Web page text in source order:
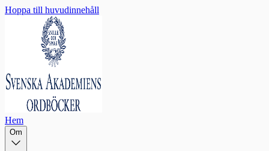
Hoppa till huvudinnehåll
Hem
Om